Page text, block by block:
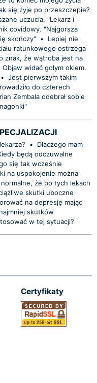
się żyje po przeszczepie?
uczucia. "Lekarz i
covidowy. "Najgorsza
skończy" •
Lepiej nie
ratunkowego ostrzega
znak, że wątroba jest na
Objaw widać gołym okiem.
• Jest pierwszym takim
do czterech
Zembala odebrał sobie
•
Dlaczego mam
będą odczuwalne
się tak wcześnie
na uspokojenie można
że po tych lekach
skutki uboczne
na depresję mając
skutków
w tej sytuacji?
Certyfikaty